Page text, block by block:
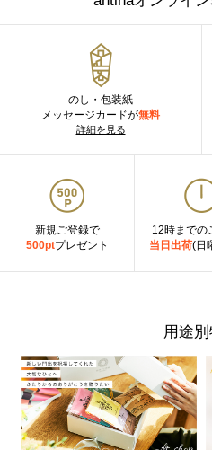
のし・包装紙
メッセージカードが無料
詳細を見る
新規ご登録で
500ptプレゼント
12時までの
当日出荷(日
用途